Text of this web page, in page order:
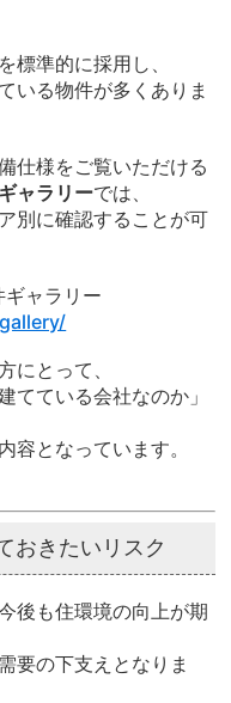
標準的に採用し、
いる物件が多くありま
仕様をご覧いただける
ャラリーでは、
別に確認することが可
ャラリー
にとって、
てている会社なのか」
容となっています。
きたいリスク
後も住環境の向上が期
要の下支えとなりま